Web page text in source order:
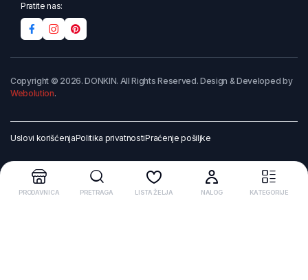
Pratite nas:
Copyright © 2026. DONKIN. All Rights Reserved. Design & Developed by
Webolution.
Uslovi korišćenjaPolitika privatnostiPraćenje pošiljke
PRODAVNICA PRETRAGA LISTA ŽELJA NALOG KATEGORIJE